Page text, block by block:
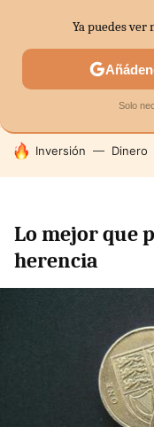
SECTORES
HOY SE HABLA DE
Inversión Dinero
Lo mejor que
herencia
Ya puedes ver
Solo